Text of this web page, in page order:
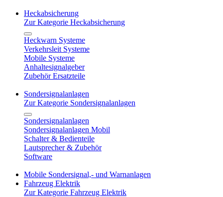
Heckabsicherung
Zur Kategorie Heckabsicherung
Heckwarn Systeme
Verkehrsleit Systeme
Mobile Systeme
Anhaltesignalgeber
Zubehör Ersatzteile
Sondersignalanlagen
Zur Kategorie Sondersignalanlagen
Sondersignalanlagen
Sondersignalanlagen Mobil
Schalter & Bedienteile
Lautsprecher & Zubehör
Software
Mobile Sondersignal,- und Warnanlagen
Fahrzeug Elektrik
Zur Kategorie Fahrzeug Elektrik